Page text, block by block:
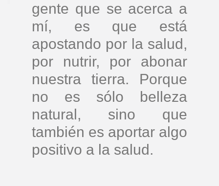
gente que se acerca a
mí, es que está
apostando por la salud,
por nutrir, por abonar
nuestra tierra. Porque
no es sólo belleza
natural, sino que
también es aportar algo
positivo a la salud.